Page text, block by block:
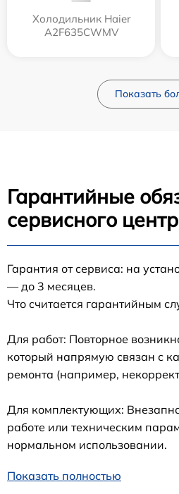
Холодильник Haier
A2F635CWMV
Показать
Гарантийные
сервисного
Гарантия от сервиса: на
— до 3 месяцев.
Что считается гарантийным
Для работ: Повторное
который напрямую связан с
ремонта (например,
Для комплектующих:
работе или техническим
нормальном использовании.
Показать полностью